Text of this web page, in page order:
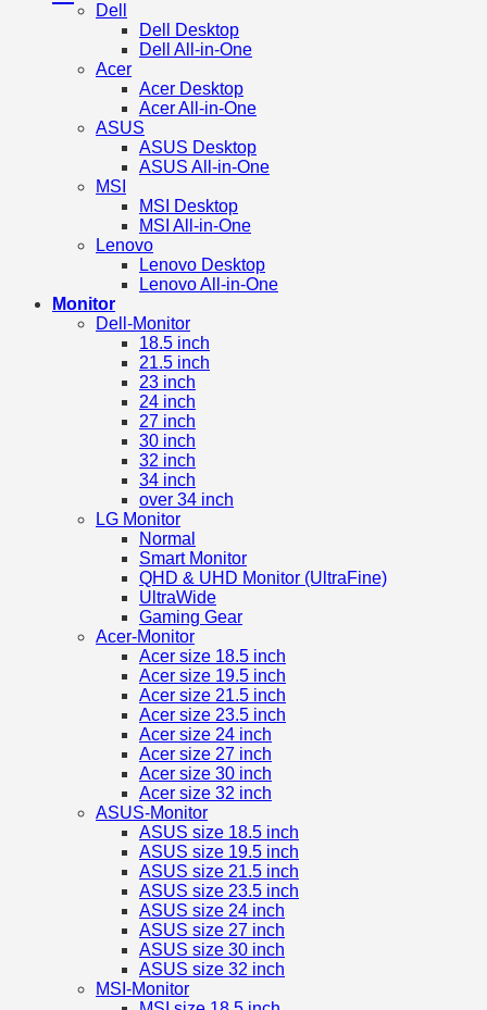
Dell
Dell Desktop
Dell All-in-One
Acer
Acer Desktop
Acer All-in-One
ASUS
ASUS Desktop
ASUS All-in-One
MSI
MSI Desktop
MSI All-in-One
Lenovo
Lenovo Desktop
Lenovo All-in-One
Monitor
Dell-Monitor
18.5 inch
21.5 inch
23 inch
24 inch
27 inch
30 inch
32 inch
34 inch
over 34 inch
LG Monitor
Normal
Smart Monitor
QHD & UHD Monitor (UltraFine)
UltraWide
Gaming Gear
Acer-Monitor
Acer size 18.5 inch
Acer size 19.5 inch
Acer size 21.5 inch
Acer size 23.5 inch
Acer size 24 inch
Acer size 27 inch
Acer size 30 inch
Acer size 32 inch
ASUS-Monitor
ASUS size 18.5 inch
ASUS size 19.5 inch
ASUS size 21.5 inch
ASUS size 23.5 inch
ASUS size 24 inch
ASUS size 27 inch
ASUS size 30 inch
ASUS size 32 inch
MSI-Monitor